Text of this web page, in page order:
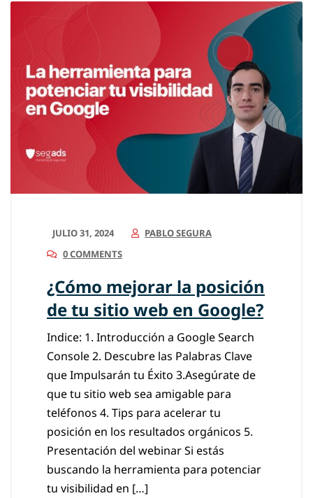
JULIO 31, 2024
PABLO SEGURA
0 COMMENTS
¿Cómo mejorar la posición
de tu sitio web en Google?
Indice: 1. Introducción a Google Search
Console 2. Descubre las Palabras Clave
que Impulsarán tu Éxito 3.Asegúrate de
que tu sitio web sea amigable para
teléfonos 4. Tips para acelerar tu
posición en los resultados orgánicos 5.
Presentación del webinar Si estás
buscando la herramienta para potenciar
tu visibilidad en […]